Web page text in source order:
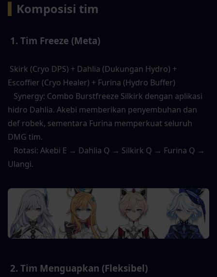
Komposisi tim
1. Tim Freeze (Meta)
Skirk (Cryo DPS) + Dahlia (Dukungan Hydro) +
Escoffier (Cryo Healer) + Furina (Hydro Buffer)
Synergy: Combo Burstfreeze Silkirk dengan aplikasi
hidro Dahlia. Akebi memberikan penyembuhan dan
def robek, sementara Furina memperkuat seluruh
DMG tim.
Rotasi: Akebi E → Dahlia Q → Silkirk Q → Furina Q →
Ulangi.
2. Tim Menguapkan (Fleksibel)